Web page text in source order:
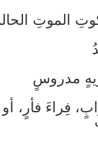
الحالمِ
فأرٍ، أو نَصلُبَ